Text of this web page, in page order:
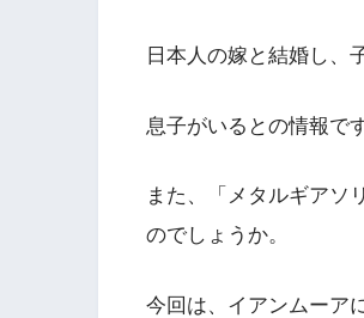
日本人の嫁と結婚し、
息子がいるとの情報で
また、「メタルギアソ
のでしょうか。
今回は、イアンムーア